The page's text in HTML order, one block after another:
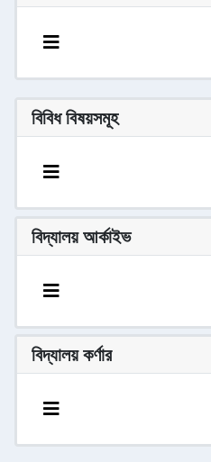
বিবিধ বিষয়সমূহ
বিদ্যালয় আর্কাইভ
বিদ্যালয় কর্ণার